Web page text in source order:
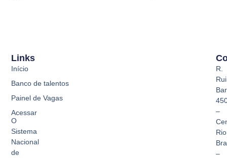
O
Sistema
Nacional
de
Links
Início
Banco de talentos
Painel de Vagas
Acessar
R.
Rui
–
Rio
–